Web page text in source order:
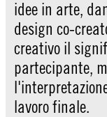
idee in arte,
design co-
creativo il
partecipante,
lavoro finale.